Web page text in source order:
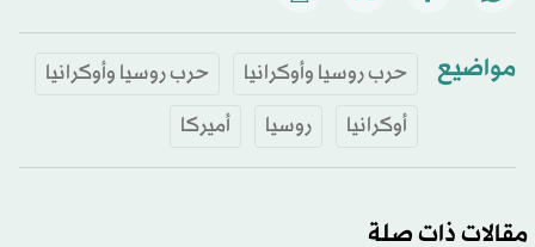
مواضيع حرب روسيا وأوكرانيا
حرب روسيا وأوكرانيا
أوكرانيا
روسيا أميركا
مقالات ذات صلة